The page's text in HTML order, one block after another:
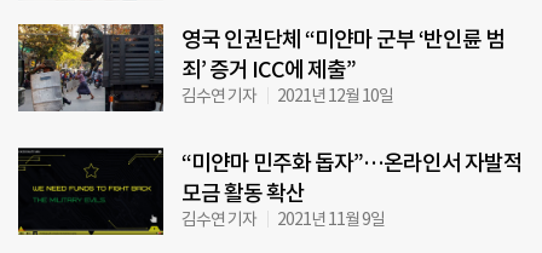
영국 인권단체 “미얀마 군부 ‘반인륜 범
죄’ 증거 ICC에 제출”
김수연 기자 2021년 12월 10일
“미얀마 민주화 돕자”…온라인서 자발적
모금 활동 확산
김수연 기자 2021년 11월 9일